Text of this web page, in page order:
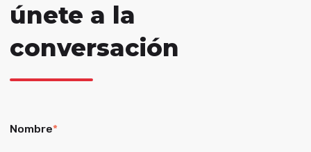
únete a la
conversación
Nombre*